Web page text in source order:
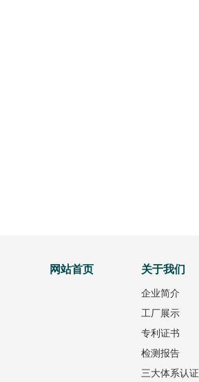
网站首页 关于我们
企业简介
工厂展示
专利证书
检测报告
三大体系认证